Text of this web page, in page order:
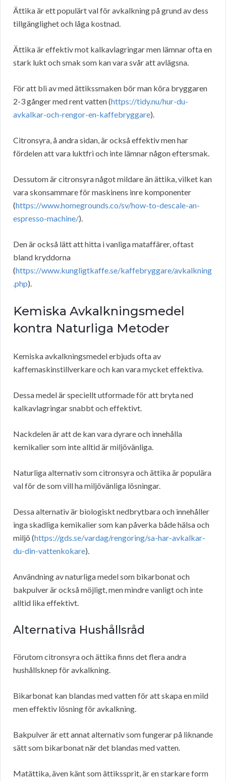
Ättika är ett populärt val för avkalkning på grund av dess
tillgänglighet och låga kostnad.
Ättika är effektiv mot kalkavlagringar men lämnar ofta en
stark lukt och smak som kan vara svår att avlägsna.
För att bli av med ättikssmaken bör man köra bryggaren
2-3 gånger med rent vatten (https://tidy.nu/hur-du-
avkalkar-och-rengor-en-kaffebryggare).
Citronsyra, å andra sidan, är också effektiv men har
fördelen att vara luktfri och inte lämnar någon eftersmak.
Dessutom är citronsyra något mildare än ättika, vilket kan
vara skonsammare för maskinens inre komponenter
(https://www.homegrounds.co/sv/how-to-descale-an-
espresso-machine/).
Den är också lätt att hitta i vanliga mataffärer, oftast
bland kryddorna
(https://www.kungligtkaffe.se/kaffebryggare/avkalkning
.php).
Kemiska Avkalkningsmedel
kontra Naturliga Metoder
Kemiska avkalkningsmedel erbjuds ofta av
kaffemaskinstillverkare och kan vara mycket effektiva.
Dessa medel är speciellt utformade för att bryta ned
kalkavlagringar snabbt och effektivt.
Nackdelen är att de kan vara dyrare och innehålla
kemikalier som inte alltid är miljövänliga.
Naturliga alternativ som citronsyra och ättika är populära
val för de som vill ha miljövänliga lösningar.
Dessa alternativ är biologiskt nedbrytbara och innehåller
inga skadliga kemikalier som kan påverka både hälsa och
miljö (https://gds.se/vardag/rengoring/sa-har-avkalkar-
du-din-vattenkokare).
Användning av naturliga medel som bikarbonat och
bakpulver är också möjligt, men mindre vanligt och inte
alltid lika effektivt.
Alternativa Hushållsråd
Förutom citronsyra och ättika finns det flera andra
hushållsknep för avkalkning.
Bikarbonat kan blandas med vatten för att skapa en mild
men effektiv lösning för avkalkning.
Bakpulver är ett annat alternativ som fungerar på liknande
sätt som bikarbonat när det blandas med vatten.
Matättika, även känt som ättikssprit, är en starkare form